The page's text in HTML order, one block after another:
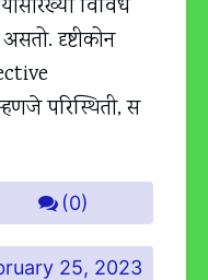
विविध
दृष्टीकोन
परिस्थिती, स
(0)
25, 2023